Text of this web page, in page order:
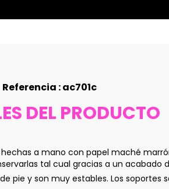
Referencia : ac701c
DEL PRODUCTO
hechas a mano con papel maché
tal cual gracias a un acabado
de pie y son muy estables. Los